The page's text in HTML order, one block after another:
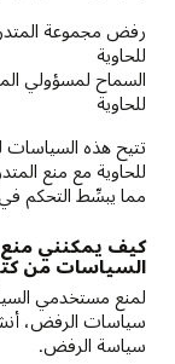
رفض مجموعة
للحاوية
السماح لمسؤولي
للحاوية
تتيح هذه السياسات
للحاوية مع منع
مما يبسِّط التحكم
كيف يمكنني منع
السياسات من
لمنع مستخدمي
سياسات الرفض،
سياسة الرفض.